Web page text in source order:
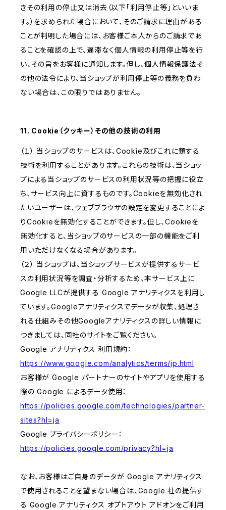
きその利用の停止又は消去（以下「利用停止等」といいま
す。）を求められた場合において、そのご請求に理由がある
ことが判明した場合には、お客様ご本人からのご請求であ
ることを確認の上で、遅滞なく個人情報の利用停止等を行
い、その旨をお客様に通知します。但し、個人情報保護法そ
の他の法令により、当ショップが利用停止等の義務を負わ
ない場合は、この限りではありません。
11. Cookie（クッキー）その他の技術の利用
（１） 当ショップのサービスは、Cookie及びこれに類する
技術を利用することがあります。これらの技術は、当ショッ
プによる当ショップのサービスの利用状況等の把握に役立
ち、サービス向上に資するものです。Cookieを無効化され
たいユーザーは、ウェブブラウザの設定を変更することによ
りCookieを無効化することができます。但し、Cookieを
無効化すると、当ショップのサービスの一部の機能をご利
用いただけなくなる場合があります。
（２） 当ショップは、当ショップサービスが提供するサービ
スの利用状況等を調査・分析するため、本サービス上に
Google LLCが提供する Google アナリティクスを利用し
ています。Googleアナリティクスでデータが収集、処理さ
れる仕組みその他Googleアナリティクスの詳しい情報に
つきましては、同社のサイトをご覧ください。
Google アナリティクス 利用規約：
https://www.google.com/analytics/terms/jp.html
お客様が Google パートナーのサイトやアプリを使用する
際の Google によるデータ使用：
https://policies.google.com/technologies/partner-
sites?hl=ja
Google プライバシーポリシー：
https://policies.google.com/privacy?hl=ja
なお、お客様はご自身のデータが Google アナリティクス
で使用されることを望まない場合は、Google 社の提供す
る Google アナリティクス オプトアウト アドオンをご利用